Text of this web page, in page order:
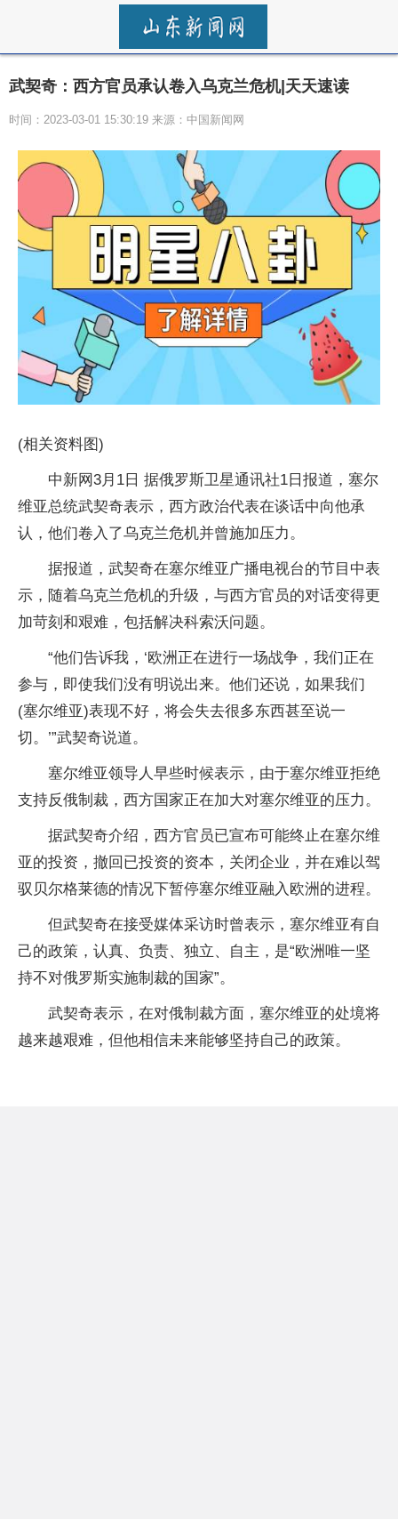
武契奇：西方官员承认卷入乌克兰危机|天天速读
时间：2023-03-01 15:30:19 来源：中国新闻网
(相关资料图)
中新网3月1日 据俄罗斯卫星通讯社1日报道，塞尔
维亚总统武契奇表示，西方政治代表在谈话中向他承
认，他们卷入了乌克兰危机并曾施加压力。
据报道，武契奇在塞尔维亚广播电视台的节目中表
示，随着乌克兰危机的升级，与西方官员的对话变得更
加苛刻和艰难，包括解决科索沃问题。
“他们告诉我，‘欧洲正在进行一场战争，我们正在
参与，即使我们没有明说出来。他们还说，如果我们
(塞尔维亚)表现不好，将会失去很多东西甚至说一
切。’”武契奇说道。
塞尔维亚领导人早些时候表示，由于塞尔维亚拒绝
支持反俄制裁，西方国家正在加大对塞尔维亚的压力。
据武契奇介绍，西方官员已宣布可能终止在塞尔维
亚的投资，撤回已投资的资本，关闭企业，并在难以驾
驭贝尔格莱德的情况下暂停塞尔维亚融入欧洲的进程。
但武契奇在接受媒体采访时曾表示，塞尔维亚有自
己的政策，认真、负责、独立、自主，是“欧洲唯一坚
持不对俄罗斯实施制裁的国家”。
武契奇表示，在对俄制裁方面，塞尔维亚的处境将
越来越艰难，但他相信未来能够坚持自己的政策。